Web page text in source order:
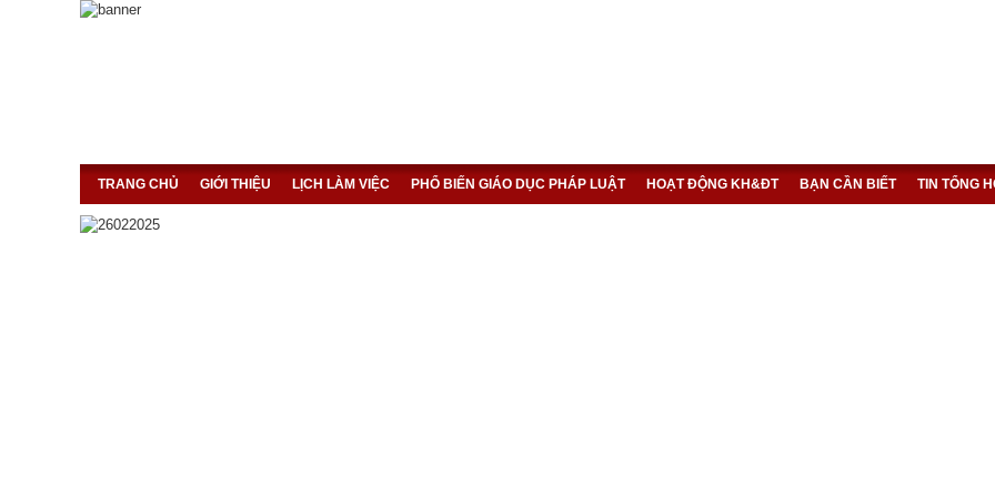
TRANG CHỦ GIỚI THIỆU LỊCH LÀM VIỆC PHỔ BIẾN GIÁO DỤC PHÁP LUẬT HOẠT ĐỘNG KH&ĐT BẠN CẦN BIẾT TIN TỔNG